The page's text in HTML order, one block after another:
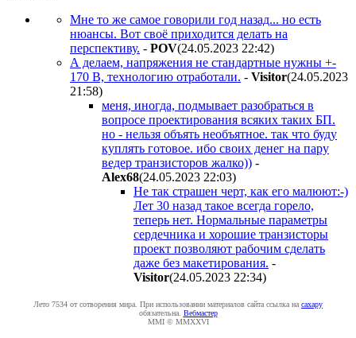
Мне то же самое говорили год назад... но есть
нюансы. Вот своё приходится делать на
перспективу. - POV(24.05.2023 22:42)
А делаем, напряжения не стандартные нужны +-
170 В, технологию отработали. - Visitor(24.05.2023
21:58)
меня, иногда, подмывает разобраться в
вопросе проектирования всяких таких БП.
но - нельзя объять необъятное. так что буду
куплять готовое. ибо своих денег на пару
ведер транзисторов жалко)) -
Alex68(24.05.2023 22:03)
Не так страшен черт, как его малюют:-)
Лет 30 назад такое всегда горело,
теперь нет. Нормальные параметры
сердечника и хорошие транзисторы
проект позволяют рабочим сделать
даже без макетирования. -
Visitor(24.05.2023 22:34)
Лето 7534 от сотворения мира. При использовании материалов сайта ссылка на caxapу
обязательна. Вебмастер
MMI © MMXXVI